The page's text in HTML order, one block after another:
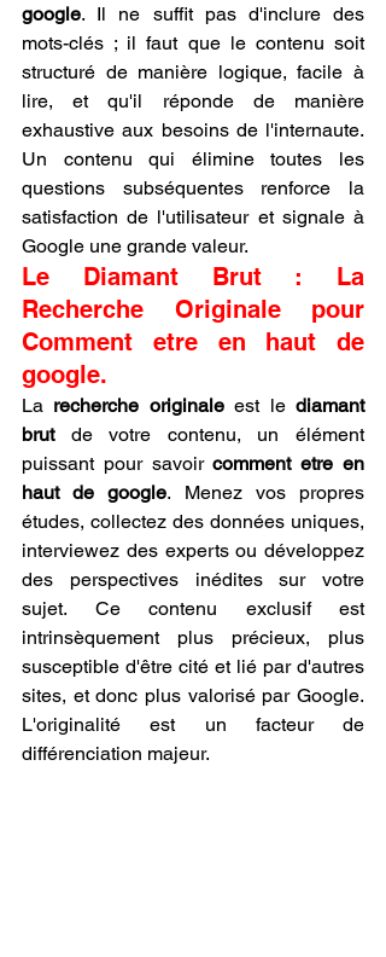
google. Il ne suffit pas d'inclure des
mots-clés ; il faut que le contenu soit
structuré de manière logique, facile à
lire, et qu'il réponde de manière
exhaustive aux besoins de l'internaute.
Un contenu qui élimine toutes les
questions subséquentes renforce la
satisfaction de l'utilisateur et signale à
Google une grande valeur.
Le Diamant Brut : La
Recherche Originale pour
Comment etre en haut de
google.
La recherche originale est le diamant
brut de votre contenu, un élément
puissant pour savoir comment etre en
haut de google. Menez vos propres
études, collectez des données uniques,
interviewez des experts ou développez
des perspectives inédites sur votre
sujet. Ce contenu exclusif est
intrinsèquement plus précieux, plus
susceptible d'être cité et lié par d'autres
sites, et donc plus valorisé par Google.
L'originalité est un facteur de
différenciation majeur.